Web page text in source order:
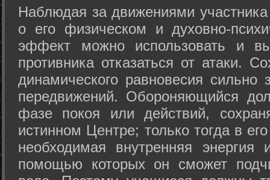
Hаблюдая за движениями
о его физическом и духовно-
эффект можно использовать и
противника отказаться от атаки.
динамического равновесия сильно
передвижений. Обороняющийся
фазе покоя или действий,
истинном Центре; только тогда в
необходимая внутренняя
помощью которых он сможет